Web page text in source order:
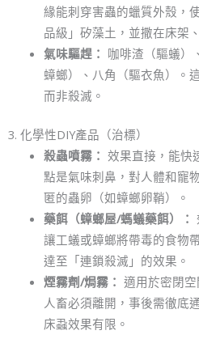
緣能刺穿害蟲的蠟質外殼，
品級」矽藻土，並撒在床架
氣味驅趕： 咖啡渣（驅蟻）
蟑螂）、八角（驅衣魚）。
而非殺滅。
3. 化學性DIY產品（治標）
殺蟲噴霧： 效果直接，能快
點是氣味刺鼻，對人體和寵
匿的蟲卵（如蟑螂卵鞘）。
藥餌（蟑螂屋/螞蟻藥餌）：
讓工蟻或蟑螂將帶毒的食物
達至「連鎖殺滅」的效果。
煙霧劑/焗霧： 適用於密閉
人畜必須離開，事後需徹底
床蝨效果有限。